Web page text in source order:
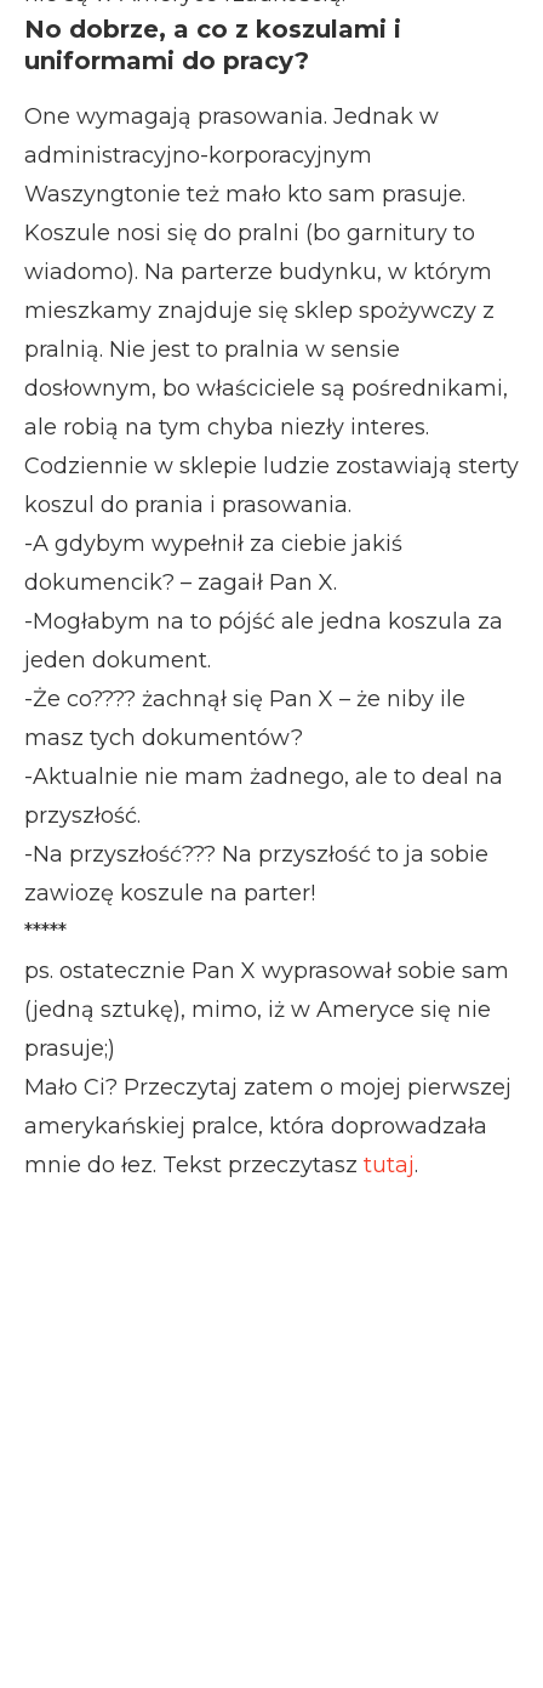
No dobrze, a co z koszulami i
uniformami do pracy?
One wymagają prasowania. Jednak w
administracyjno-korporacyjnym
Waszyngtonie też mało kto sam prasuje.
Koszule nosi się do pralni (bo garnitury to
wiadomo). Na parterze budynku, w którym
mieszkamy znajduje się sklep spożywczy z
pralnią. Nie jest to pralnia w sensie
dosłownym, bo właściciele są pośrednikami,
ale robią na tym chyba niezły interes.
Codziennie w sklepie ludzie zostawiają sterty
koszul do prania i prasowania.
-A gdybym wypełnił za ciebie jakiś
dokumencik? – zagaił Pan X.
-Mogłabym na to pójść ale jedna koszula za
jeden dokument.
-Że co???? żachnął się Pan X – że niby ile
masz tych dokumentów?
-Aktualnie nie mam żadnego, ale to deal na
przyszłość.
-Na przyszłość??? Na przyszłość to ja sobie
zawiozę koszule na parter!
*****
ps. ostatecznie Pan X wyprasował sobie sam
(jedną sztukę), mimo, iż w Ameryce się nie
prasuje;)
Mało Ci? Przeczytaj zatem o mojej pierwszej
amerykańskiej pralce, która doprowadzała
mnie do łez. Tekst przeczytasz tutaj.